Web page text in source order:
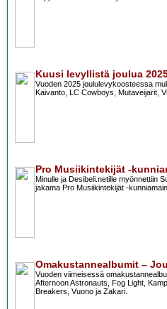
Kuusi levyllistä joulua
Vuoden 2025 joululevykoosteessa
Kaivanto, LC Cowboys, Mutaveijarit,
Pro Musiikintekijät -
Minulle ja Desibeli.netille myönnettiin
jakama Pro Musiikintekijät -
Omakustannealbumit –
Vuoden viimeisessä
Afternoon Astronauts, Fog Light,
Breakers, Vuono ja Zakari.